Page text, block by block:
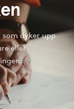
dyker upp
eller